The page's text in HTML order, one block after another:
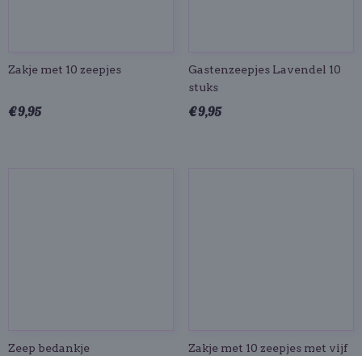
Zakje met 10 zeepjes
€ 9,95
Gastenzeepjes Lavendel 10
stuks
€ 9,95
Zeep bedankje
Zakje met 10 zeepjes met vijf